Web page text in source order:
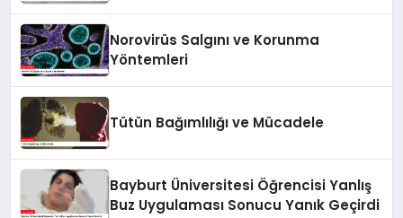
Norovirüs Salgını ve Korunma
Yöntemleri
Tütün Bağımlılığı ve Mücadele
Bayburt Üniversitesi Öğrencisi Yanlış
Buz Uygulaması Sonucu Yanık Geçirdi